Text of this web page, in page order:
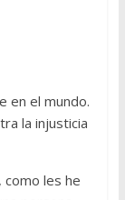
en el mundo.
la injusticia
les he